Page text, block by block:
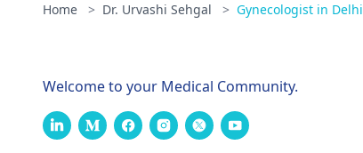
Home > Dr. Urvashi Sehgal > Gynecologist in Delhi
Welcome to your Medical Community.